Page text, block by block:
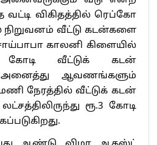
விகிதத்தில் ரெப்கோ
வீட்டு கடன்களை
காலனி கிளையில்
கோடி வீட்டுக் கடன்
ஆவணங்களும்
நேரத்தில் வீட்டுக் கடன்
ரூ.3 கோடி